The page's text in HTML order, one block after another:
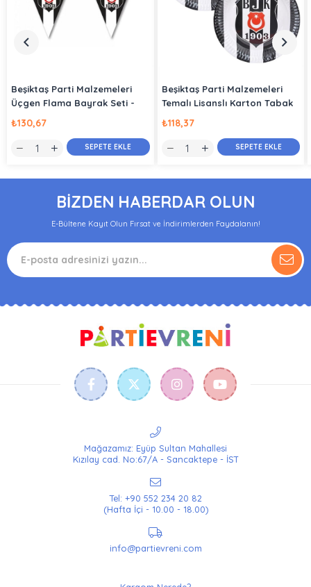
Beşiktaş Parti Malzemeleri
Üçgen Flama Bayrak Seti -
₺130,67
SEPETE EKLE
Beşiktaş Parti Malzemeleri
Temalı Lisanslı Karton Tabak
₺118,37
SEPETE EKLE
BİZDEN HABERDAR OLUN
E-Bültene Kayıt Olun Fırsat ve İndirimlerden Faydalanın!
Mağazamız: Eyüp Sultan Mahallesi
Kızılay cad. No:67/A - Sancaktepe - İST
Tel: +90 552 234 20 82
(Hafta İçi - 10.00 - 18.00)
info@partievreni.com